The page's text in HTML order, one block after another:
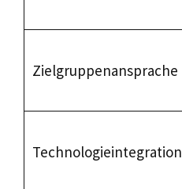
Zielgruppenansprache
Technologieintegration